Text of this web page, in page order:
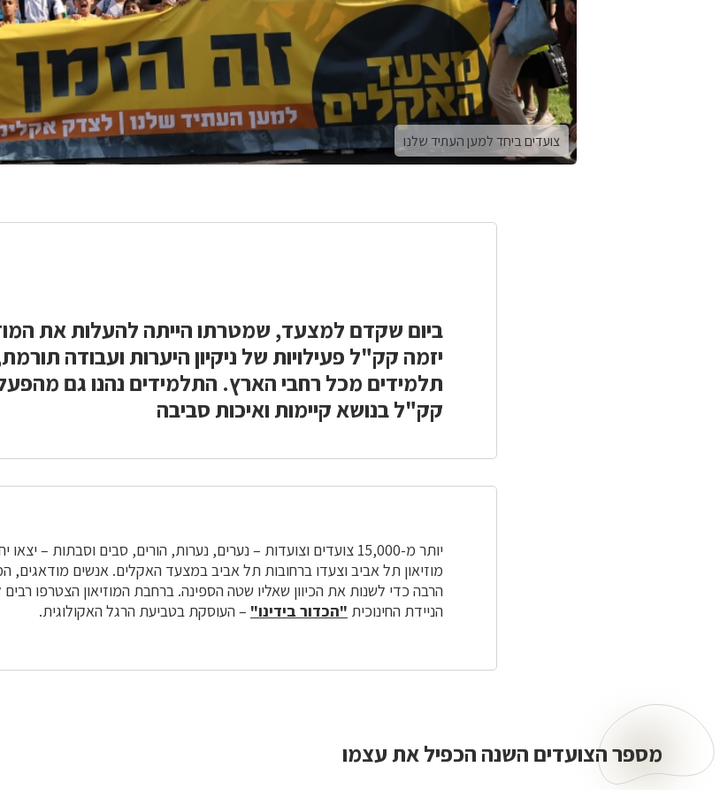
צועדים ביחד למען העתיד שלנו
ביום שקדם למצעד, שמטרתו הייתה להעלות את
יזמה קק"ל פעילויות של ניקיון היערות ועבודה
תלמידים מכל רחבי הארץ. התלמידים נהנו גם
קק"ל בנושא קיימות ואיכות סביבה
יותר מ-15,000 צועדים וצועדות –
מוזיאון תל אביב וצעדו ברחובות תל אביב במצעד האקלים. אנשים מודאגים,
הרבה כדי לשנות את הכיוון שאליו שטה הספינה. ברחבת המוזיאון הצטרפו
הניידת החינוכית "הכדור בידינו" – העוסקת בטביעת הרגל האקולוגית.
הצועדים
מספר הצועדים השנה הכפיל את עצמו